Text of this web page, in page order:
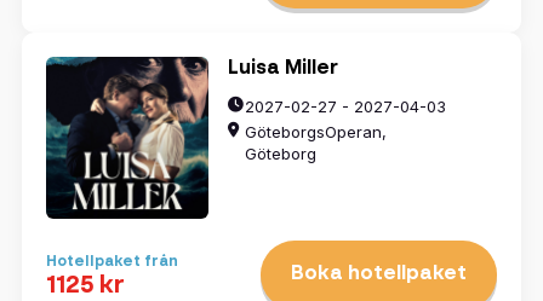
Luisa Miller
2027-02-27 - 2027-04-03
GöteborgsOperan,
Göteborg
Hotellpaket från
1125 kr Boka hotellpaket